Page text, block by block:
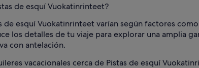
de esquí Vuokatinrinteet?
esquí Vuokatinrinteet varían según factores
detalles de tu viaje para explorar una amplia
con antelación.
vacacionales cerca de Pistas de esquí